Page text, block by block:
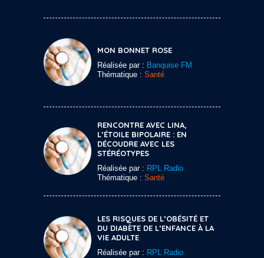
MON BONNET ROSE
Réalisée par : Banquise FM
Thématique : Santé
RENCONTRE AVEC LINA,
L’ÉTOILE BIPOLAIRE : EN
DÉCOUDRE AVEC LES
STÉRÉOTYPES
Réalisée par : RPL Radio
Thématique : Santé
LES RISQUES DE L’OBÉSITÉ ET
DU DIABÈTE DE L’ENFANCE À LA
VIE ADULTE
Réalisée par : RPL Radio